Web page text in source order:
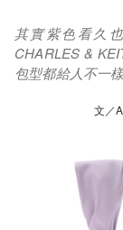
其實紫色看久
CHARLES &
包型都給人不一
文／